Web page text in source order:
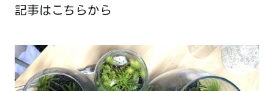
記事はこちらから